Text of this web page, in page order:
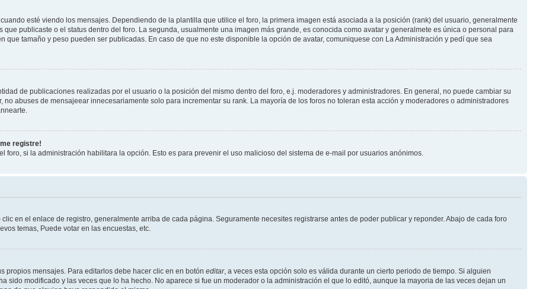
esté viendo los mensajes. Dependiendo de la plantilla que utilice el foro, la primera imagen está asociada a la posición (rank) del usuario, generalmente
publicaste o el status dentro del foro. La segunda, usualmente una imagen más grande, es conocida como avatar y generalmete es única o personal para
tamaño y peso pueden ser publicadas. En caso de que no este disponible la opción de avatar, comuniquese con La Administración y pedí que sea
de publicaciones realizadas por el usuario o la posición del mismo dentro del foro, e.j. moderadores y administradores. En general, no puede cambiar su
abuses de mensajeear innecesariamente solo para incrementar su rank. La mayoría de los foros no toleran esta acción y moderadores o administradores
registre!
si la administración habilitara la opción. Esto es para prevenir el uso malicioso del sistema de e-mail por usuarios anónimos.
en el enlace de registro, generalmente arriba de cada página. Seguramente necesites registrarse antes de poder publicar y reponder. Abajo de cada foro
temas, Puede votar en las encuestas, etc.
propios mensajes. Para editarlos debe hacer clic en en botón editar, a veces esta opción solo es válida durante un cierto periodo de tiempo. Si alguien
sido modificado y las veces que lo ha hecho. No aparece si fue un moderador o la administración el que lo editó, aunque la mayoria de las veces dejan un